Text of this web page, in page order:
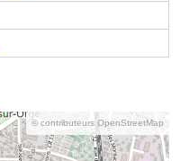
© contributeurs OpenStreetMap